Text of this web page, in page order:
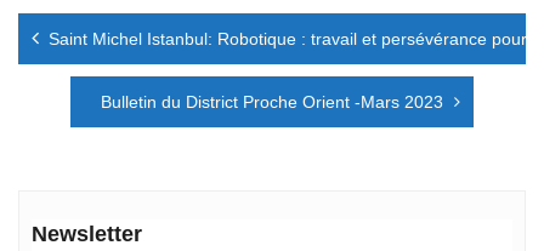
Navigation
l’article
Saint Michel Istanbul: Robotique : travail et persévérance pour
Bulletin du District Proche Orient -Mars 2023
Newsletter